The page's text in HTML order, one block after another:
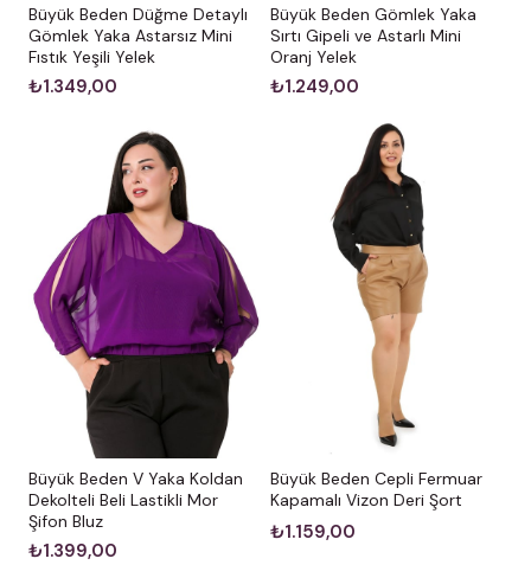
Büyük Beden Düğme Detaylı
Gömlek Yaka Astarsız Mini
Fıstık Yeşili Yelek
₺1.349,00
Büyük Beden Gömlek Yaka
Sırtı Gipeli ve Astarlı Mini
Oranj Yelek
₺1.249,00
Büyük Beden V Yaka Koldan
Dekolteli Beli Lastikli Mor
Şifon Bluz
₺1.399,00
Büyük Beden Cepli Fermuar
Kapamalı Vizon Deri Şort
₺1.159,00